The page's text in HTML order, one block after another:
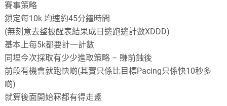
賽事策略
鎖定每10k 均速約45分鐘時間
(無刻意去整披醒表結果成日邊跑邊計數XDDD)
基本上每5k都要計一計數
同埋今次採取有少少進取策略 – 賺前蝕後
前段有機會就跑快啲(其實只係比目標Pacing只係快10秒多
啲)
就算後面開始冧都有得走盞